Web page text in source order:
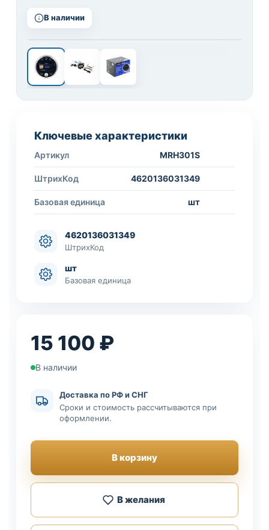
В наличии
Ключевые характеристики
Артикул MRH301S
ШтрихКод 4620136031349
Базовая единица шт
4620136031349
ШтрихКод
шт
Базовая единица
15 100 ₽
В наличии
Доставка по РФ и СНГ
Сроки и стоимость рассчитываются при
оформлении.
В корзину
В желания